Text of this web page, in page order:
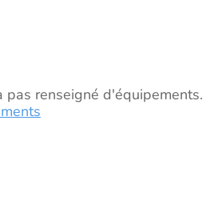
pas renseigné d'équipements.